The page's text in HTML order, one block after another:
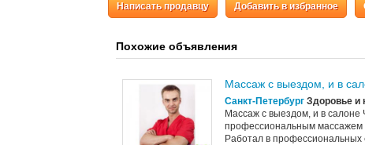
Написать продавцу Добавить в избранное
Похожие объявления
Массаж с выездом, и в
Санкт-Петербург Здоровье и
Массаж с выездом, и в
профессиональным массажем
Работал в профессиональных